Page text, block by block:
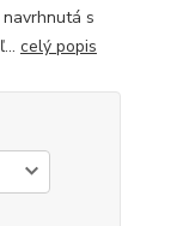
s
celý popis